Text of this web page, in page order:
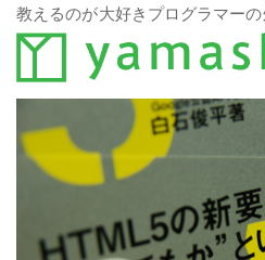
教えるのが大好きプログラマー